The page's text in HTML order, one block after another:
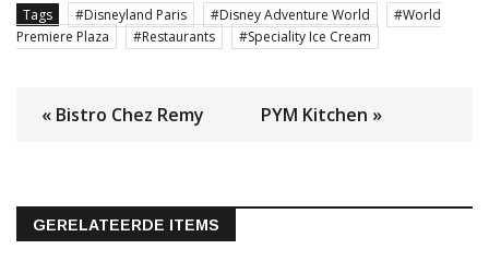
Tags Disneyland Paris Disney Adventure World
World
Premiere Plaza
Restaurants Speciality Ice Cream
« Bistro Chez Remy PYM Kitchen »
GERELATEERDE ITEMS